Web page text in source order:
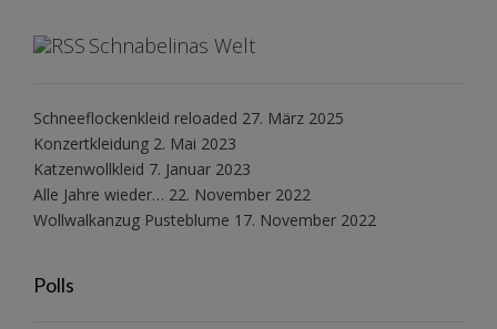
Schnabelinas Welt
Schneeflockenkleid reloaded 27. März 2025
Konzertkleidung 2. Mai 2023
Katzenwollkleid 7. Januar 2023
Alle Jahre wieder… 22. November 2022
Wollwalkanzug Pusteblume 17. November 2022
Polls